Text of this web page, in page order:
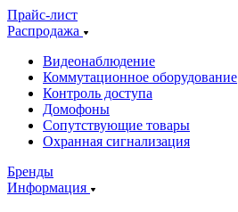
Прайс-лист
Распродажа
Видеонаблюдение
Коммутационное оборудование
Контроль доступа
Домофоны
Сопутствующие товары
Охранная сигнализация
Бренды
Информация